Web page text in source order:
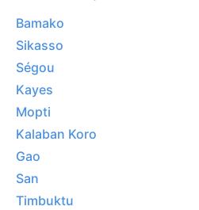
Bamako
Sikasso
Ségou
Kayes
Mopti
Kalaban Koro
Gao
San
Timbuktu